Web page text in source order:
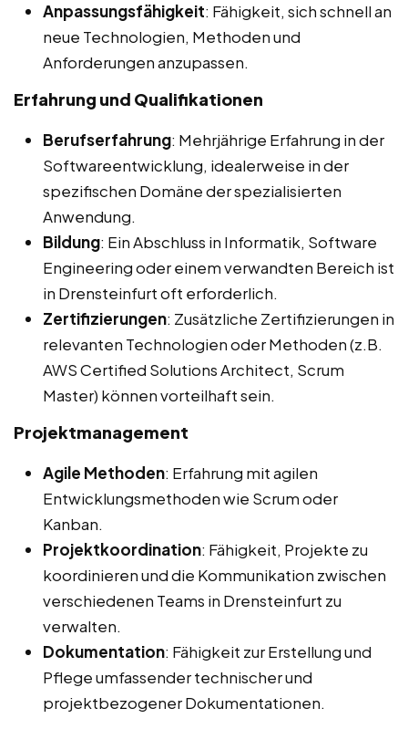
Anpassungsfähigkeit: Fähigkeit, sich schnell an
neue Technologien, Methoden und
Anforderungen anzupassen.
Erfahrung und Qualifikationen
Berufserfahrung: Mehrjährige Erfahrung in der
Softwareentwicklung, idealerweise in der
spezifischen Domäne der spezialisierten
Anwendung.
Bildung: Ein Abschluss in Informatik, Software
Engineering oder einem verwandten Bereich ist
in Drensteinfurt oft erforderlich.
Zertifizierungen: Zusätzliche Zertifizierungen in
relevanten Technologien oder Methoden (z.B.
AWS Certified Solutions Architect, Scrum
Master) können vorteilhaft sein.
Projektmanagement
Agile Methoden: Erfahrung mit agilen
Entwicklungsmethoden wie Scrum oder
Kanban.
Projektkoordination: Fähigkeit, Projekte zu
koordinieren und die Kommunikation zwischen
verschiedenen Teams in Drensteinfurt zu
verwalten.
Dokumentation: Fähigkeit zur Erstellung und
Pflege umfassender technischer und
projektbezogener Dokumentationen.